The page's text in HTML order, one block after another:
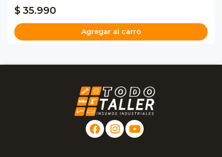
$ 35.990
Agregar al carro